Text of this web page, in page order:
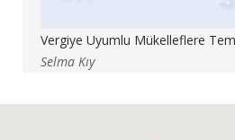
Vergiye Uyumlu Mükelleflere
Selma Kıy